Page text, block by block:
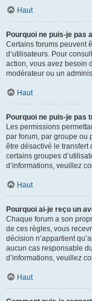
Haut
Pourquoi ne puis-je pas
Certains forums peuvent
d’utilisateurs. Pour
action, vous avez besoin
modérateur ou un
Haut
Pourquoi ne puis-je pas
Les permissions
par forum, par groupe ou
être désactivé le
certains groupes
d’informations, veuillez
Haut
Pourquoi ai-je reçu un
Chaque forum a son
de ces règles, vous
décision n’appartient
aucun cas responsable
d’informations, veuillez
Haut